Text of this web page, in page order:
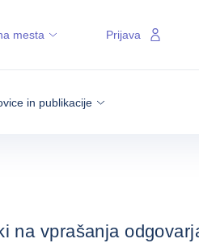
in publikacije
mesta Prijava
Pogovori, ki
na vprašanja